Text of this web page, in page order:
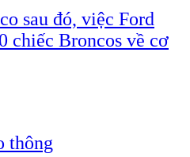
sau đó, việc Ford
chiếc Broncos về cơ
thông